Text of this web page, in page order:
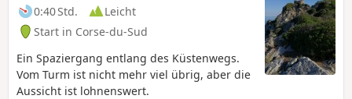
0:40 Std.
Leicht
Start in Corse-du-Sud
Ein Spaziergang entlang des Küstenwegs.
Vom Turm ist nicht mehr viel übrig, aber die
Aussicht ist lohnenswert.